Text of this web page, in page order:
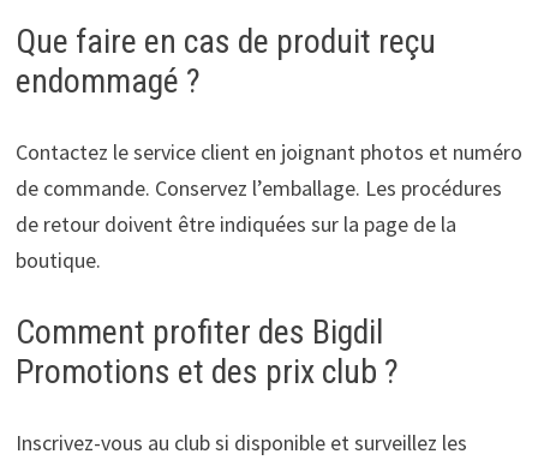
Que faire en cas de produit reçu
endommagé ?
Contactez le service client en joignant photos et numéro
de commande. Conservez l’emballage. Les procédures
de retour doivent être indiquées sur la page de la
boutique.
Comment profiter des Bigdil
Promotions et des prix club ?
Inscrivez-vous au club si disponible et surveillez les